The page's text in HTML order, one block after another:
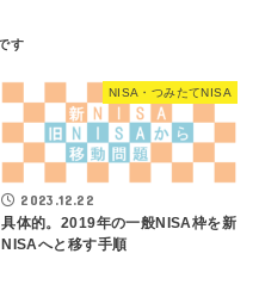
NISA・つみたてNISA
2023.12.22
具体的。2019年の一般NISA枠を新
NISAへと移す手順